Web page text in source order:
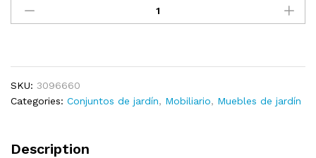
muebles
pzas
y
maciza
SKU: 3096660
Categories: Conjuntos de jardín, Mobiliario, Muebles de jardín
Description